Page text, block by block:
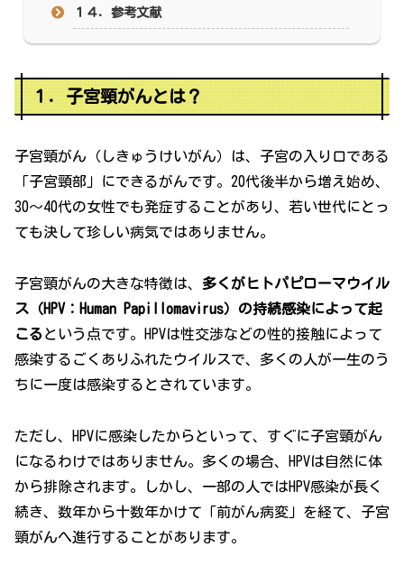
１４．参考文献
１．子宮頸がんとは？
子宮頸がん（しきゅうけいがん）は、子宮の入り口である
「子宮頸部」にできるがんです。20代後半から増え始め、
30〜40代の女性でも発症することがあり、若い世代にとっ
ても決して珍しい病気ではありません。
子宮頸がんの大きな特徴は、 多くがヒトパピローマウイル
ス（HPV：Human Papillomavirus）の持続感染によって起
こる という点です。HPVは性交渉などの性的接触によって
感染するごくありふれたウイルスで、多くの人が一生のう
ちに一度は感染するとされています。
ただし、HPVに感染したからといって、すぐに子宮頸がん
になるわけではありません。多くの場合、HPVは自然に体
から排除されます。しかし、一部の人ではHPV感染が長く
続き、数年から十数年かけて「前がん病変」を経て、子宮
頸がんへ進行することがあります。